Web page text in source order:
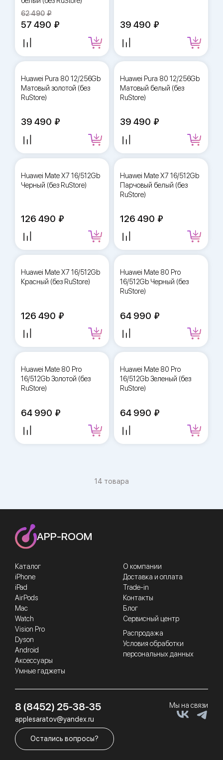
14 товара
62 490
57 490 39 490
Huawei Pura 80 12/256Gb
Матовый золотой (без
RuStore)
39 490
Huawei Pura 80 12/256Gb
Матовый белый (без
RuStore)
39 490
Huawei Mate X7 16/512Gb
Черный (без RuStore)
126 490
Huawei Mate X7 16/512Gb
Парчовый белый (без
RuStore)
126 490
Huawei Mate X7 16/512Gb
Красный (без RuStore)
126 490
Huawei Mate 80 Pro
16/512Gb Черный (без
RuStore)
64 990
Huawei Mate 80 Pro
16/512Gb Золотой (без
RuStore)
64 990
Huawei Mate 80 Pro
16/512Gb Зеленый (без
RuStore)
64 990
Каталог
iPhone
iPad
AirPods
Mac
Watch
Vision Pro
Dyson
Android
Аксессуары
Умные гаджеты
О компании
Доставка и оплата
Trade-in
Контакты
Блог
Сервисный центр
Распродажа
Условия обработки
персональных данных
APP-ROOM
8 (8452) 25-38-35
applesaratov@yandex.ru
Остались вопросы?
Мы на связи